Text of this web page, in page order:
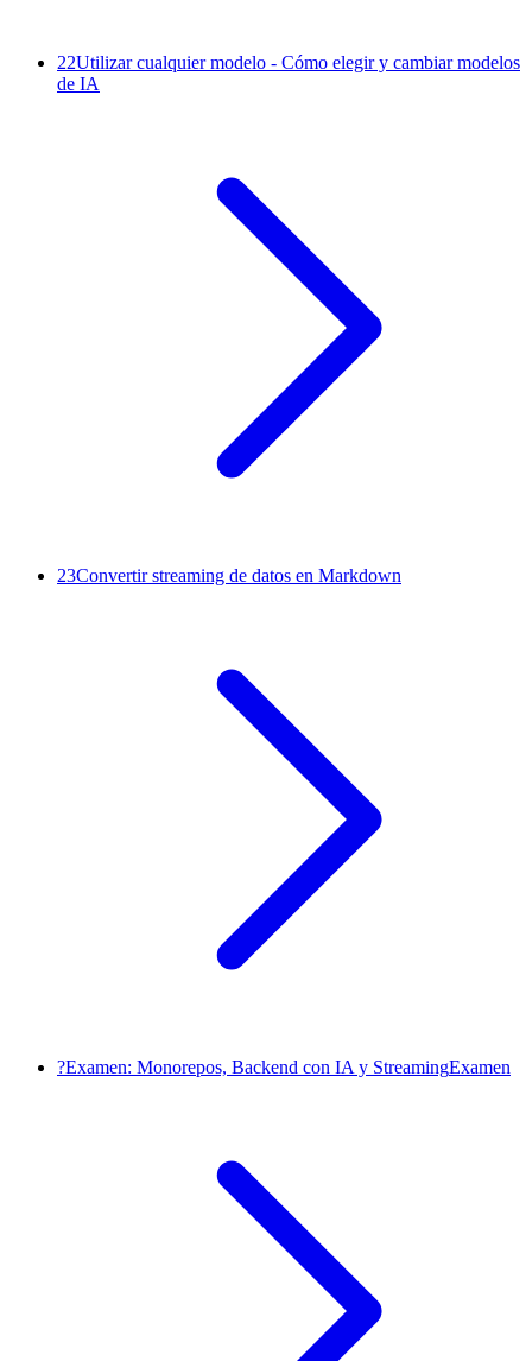
22Utilizar cualquier modelo - Cómo elegir y cambiar modelos
de IA
23Convertir streaming de datos en Markdown
?Examen: Monorepos, Backend con IA y StreamingExamen